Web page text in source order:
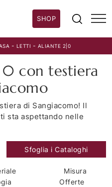
SHOP
- LETTI - ALIANTE 2|0
con testiera
di Sangiacomo! Il
sta aspettando nelle
Sfoglia i Cataloghi
Misura
Offerte